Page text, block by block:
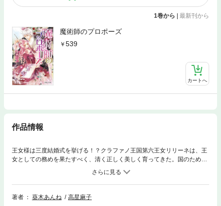
1巻から | 最新刊から
魔術師のプロポーズ
539
カートへ
作品情報
王女様は三度結婚式を挙げる！？クラファノ王国第六王女リリーネは、王
女としての務めを果たすべく、清く正しく美しく育ってきた。国のために
政略結婚するのも当然の務め、と隣国の第二王子ユーグに嫁ぐため、盛大
な結婚式に心して臨んだ。ところがユーグは駆け落ちしして逐電！リリー
ネは取り繕い事態を収拾しようとしたが、式の様子を描くべく招聘された
気鋭の宮廷画家アルヴェンが、まったく空気を読まずにさらなるトラブル
著者 葵木あんね
高星麻子